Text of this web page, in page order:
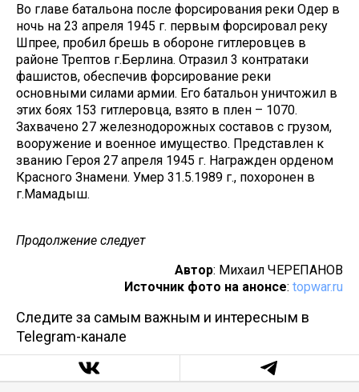
Во главе батальона после форсирования реки Одер в
ночь на 23 апреля 1945 г. первым форсировал реку
Шпрее, пробил брешь в обороне гитлеровцев в
районе Трептов г.Берлина. Отразил 3 контратаки
фашистов, обеспечив форсирование реки
основными силами армии. Его батальон уничтожил в
этих боях 153 гитлеровца, взято в плен – 1070.
Захвачено 27 железнодорожных составов с грузом,
вооружение и военное имущество. Представлен к
званию Героя 27 апреля 1945 г. Награжден орденом
Красного Знамени. Умер 31.5.1989 г., похоронен в
г.Мамадыш.
Продолжение следует
Автор: Михаил ЧЕРЕПАНОВ
Источник фото на анонсе: topwar.ru
Следите за самым важным и интересным в
Telegram-канале